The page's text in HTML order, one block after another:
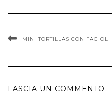
MINI TORTILLAS CON
LASCIA UN COMMENTO